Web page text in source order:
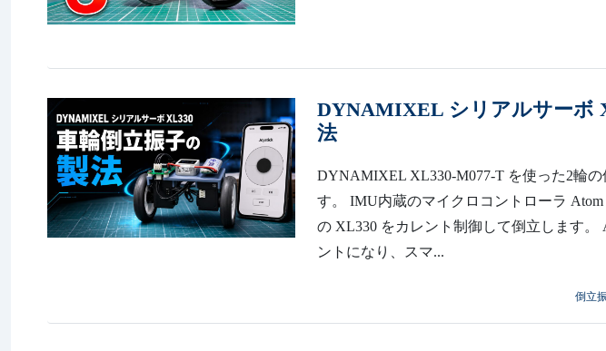
DYNAMIXEL シリアルサーボ
法
DYNAMIXEL XL330-M077-T を使った2輪
す。 IMU内蔵のマイクロコントローラ
の XL330 をカレント制御して倒立します。
ントになり、スマ...
倒立